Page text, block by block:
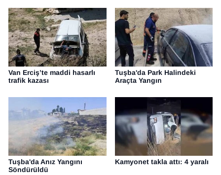
Van Erciş’te maddi hasarlı
trafik kazası
Tuşba'da Park Halindeki
Araçta Yangın
Tuşba'da Anız Yangını
Söndürüldü
Kamyonet takla attı: 4 yaralı